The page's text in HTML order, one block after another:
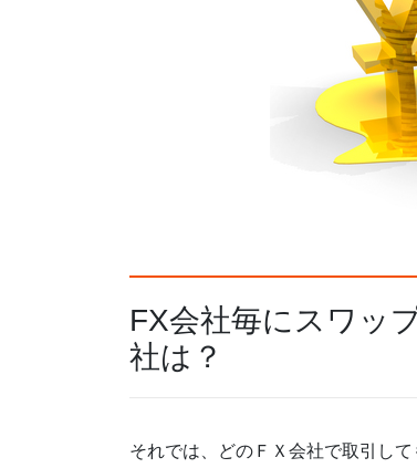
FX会社毎にスワッ
社は？
それでは、どのＦＸ会社で取引し